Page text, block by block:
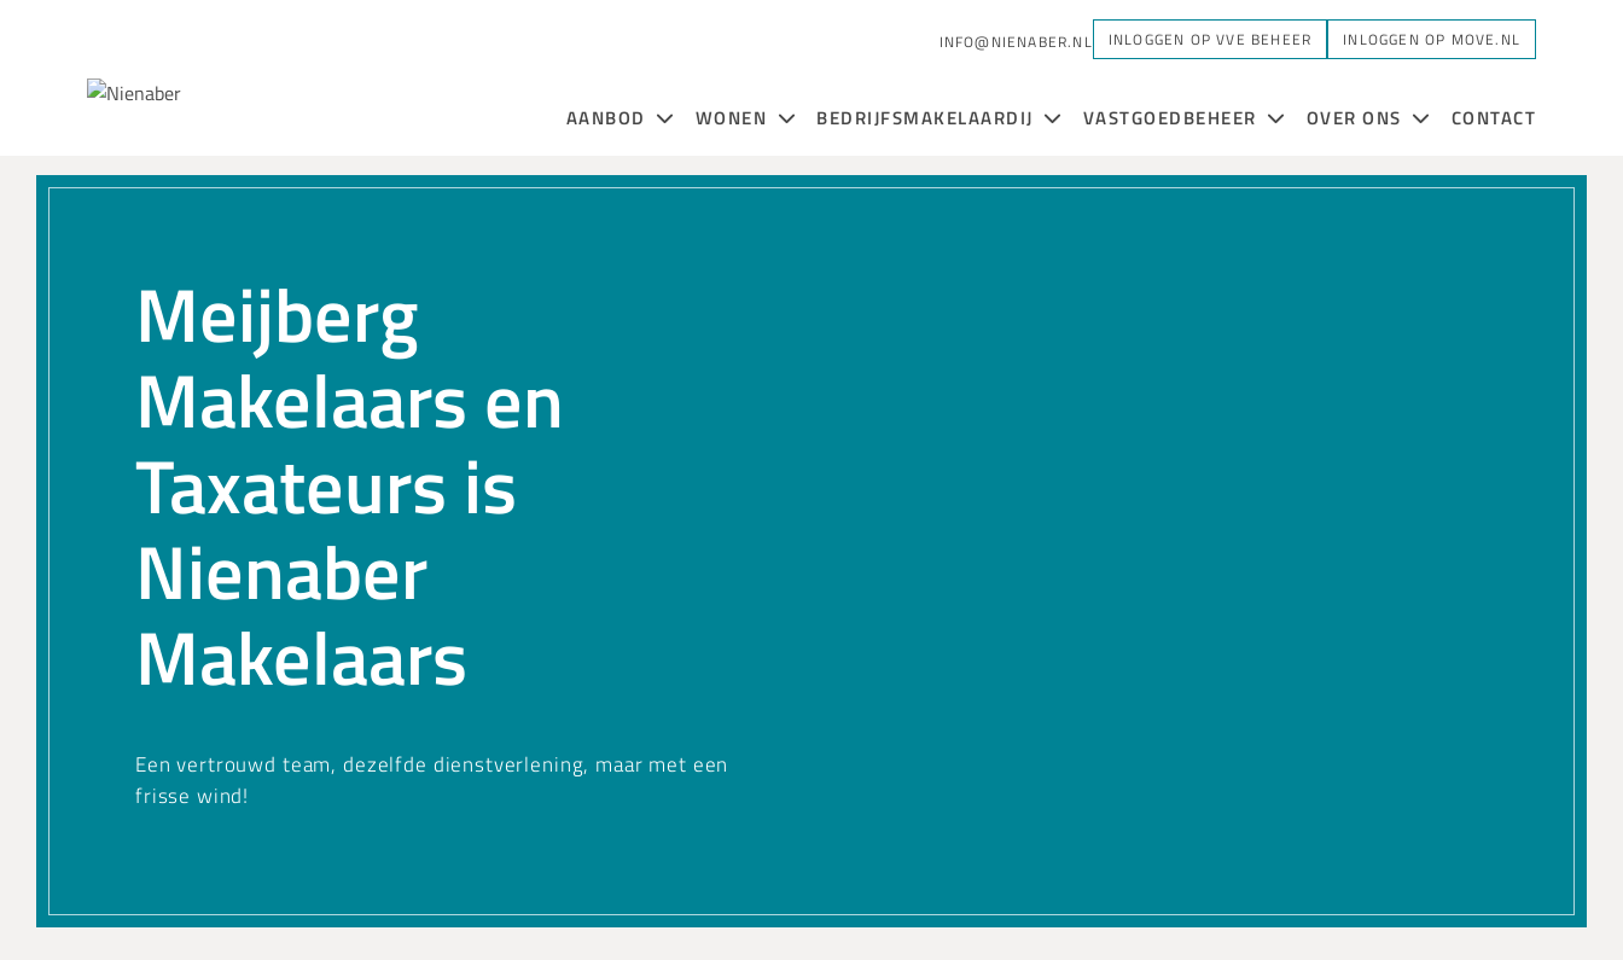
INFO@NIENABER.NL INLOGGEN OP VVE BEHEER INLOGGEN OP MOVE.NL
AANBOD WONEN BEDRIJFSMAKELAARDIJ VASTGOEDBEHEER OVER ONS CONTACT
Meijberg
Makelaars en
Taxateurs is
Nienaber
Makelaars
Een vertrouwd team, dezelfde dienstverlening, maar met een
frisse wind!